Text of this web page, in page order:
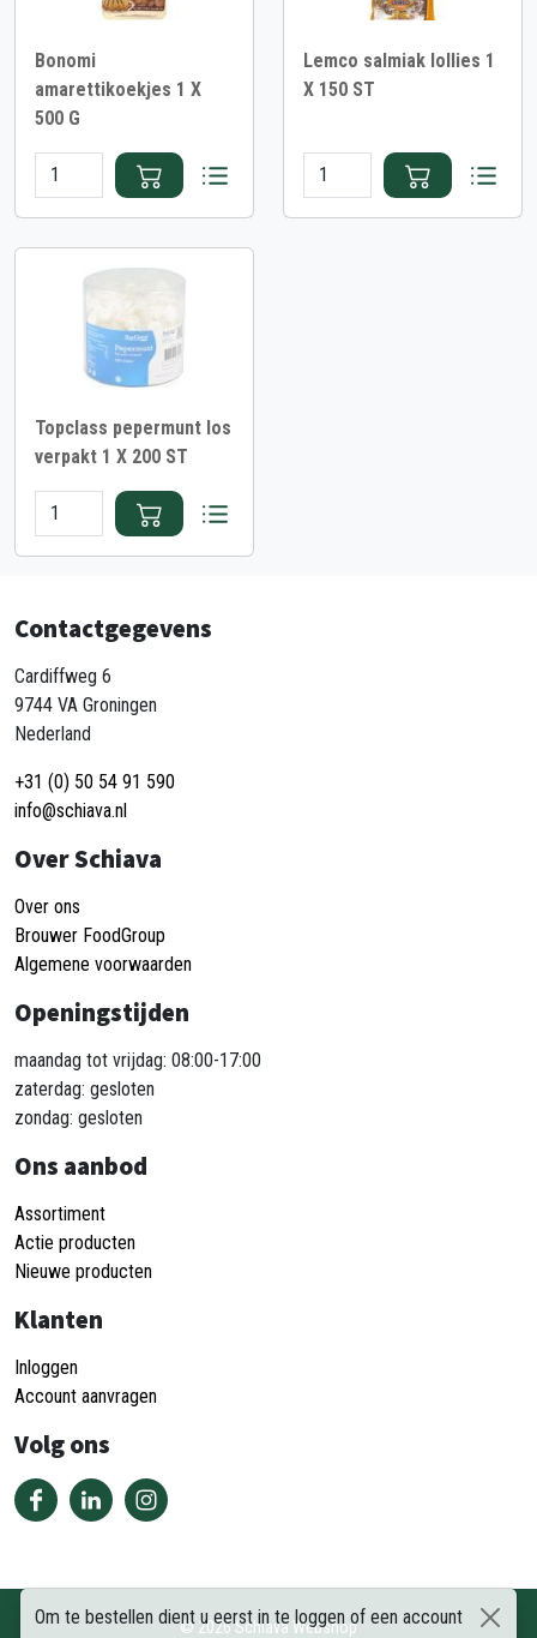
Bonomi
amarettikoekjes 1 X
500 G
Lemco salmiak lollies 1
X 150 ST
Topclass pepermunt los
verpakt 1 X 200 ST
Om te bestellen dient u eerst in te loggen of een account
Contactgegevens
Cardiffweg 6
9744 VA Groningen
Nederland
+31 (0) 50 54 91 590
info@schiava.nl
Over Schiava
Over ons
Brouwer FoodGroup
Algemene voorwaarden
Openingstijden
maandag tot vrijdag: 08:00-17:00
zaterdag: gesloten
zondag: gesloten
Ons aanbod
Assortiment
Actie producten
Nieuwe producten
Klanten
Inloggen
Account aanvragen
Volg ons
©2026Schiava Webshop